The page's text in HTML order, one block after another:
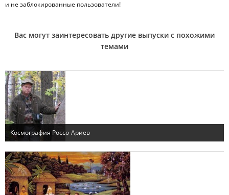
и не заблокированные пользователи!
Вас могут заинтересовать другие выпуски с похожими
темами